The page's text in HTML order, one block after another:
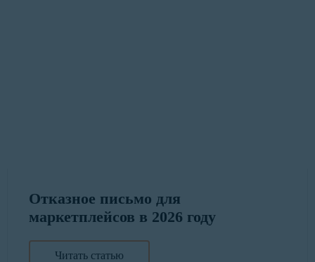
Отказное письмо для
маркетплейсов в 2026 году
Читать статью